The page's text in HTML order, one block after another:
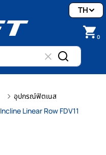
0
TH
อุปกรณ์ฟิตเนส
Incline Linear Row FDV11